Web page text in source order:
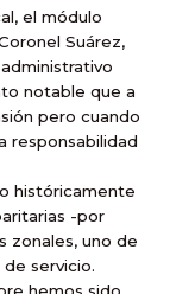
el módulo
Suárez,
notable que a
pero cuando
responsabilidad
históricamente
-por
zonales, uno de
servicio.